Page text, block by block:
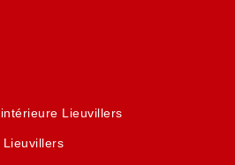
Lieuvillers
Lieuvillers